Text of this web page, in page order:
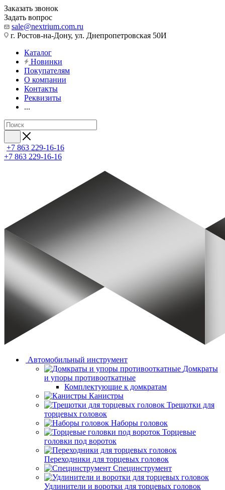
Заказать звонок
Задать вопрос
sale@nextrium.com.ru
г. Ростов-на-Дону, ул. Днепропетровская 50И
Каталог
Новинки
Покупателям
О компании
Контакты
Реквизиты
...
+7 863 229-16-16
+7 863 229-16-16
Автомобильный инструмент
Домкраты
и упоры противооткатные
Комплектующие к домкратам
Канистры
Трещотки для
торцевых головок
Наборы головок
Торцевые
головки под вороток
Переходники для торцевых головок
Специнструмент
Удлинители и воротки для торцевых головок